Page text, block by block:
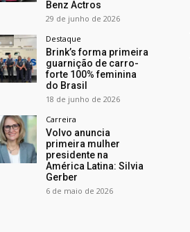
Benz Actros
29 de junho de 2026
Destaque
Brink’s forma primeira
guarnição de carro-
forte 100% feminina
do Brasil
18 de junho de 2026
Carreira
Volvo anuncia
primeira mulher
presidente na
América Latina: Silvia
Gerber
6 de maio de 2026